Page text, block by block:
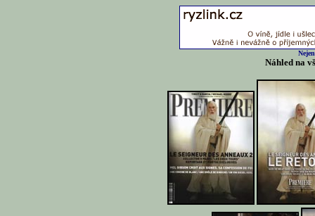
Náhled na